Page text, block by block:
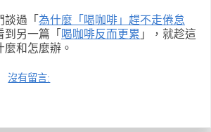
談過「 為什麼「喝咖啡」趕不走倦怠
到另一篇「 喝咖啡反而更累 」，就趁這
和怎麼辦。
沒有留言: